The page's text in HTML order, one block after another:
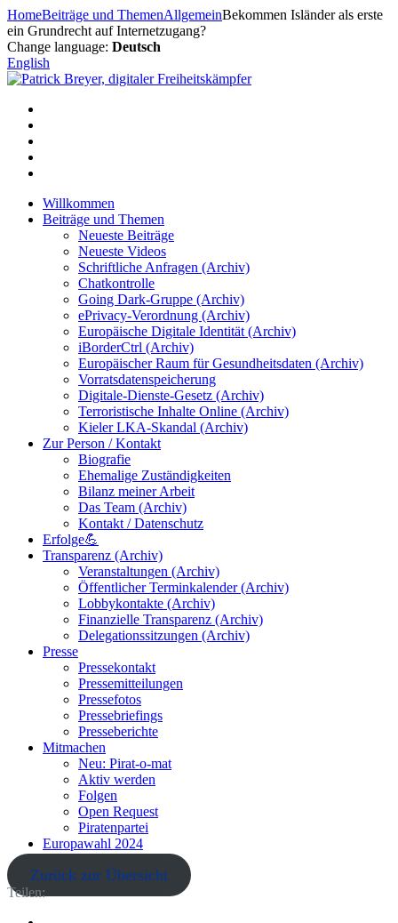
Zum
Inhalt
springen
HomeBeiträge und ThemenAllgemeinBekommen Isländer als erste
ein Grundrecht auf Internetzugang?
Change language: Deutsch
English
Willkommen
Beiträge und Themen
Neueste Beiträge
Neueste Videos
Schriftliche Anfragen (Archiv)
Chatkontrolle
Going Dark-Gruppe (Archiv)
ePrivacy-Verordnung (Archiv)
Europäische Digitale Identität (Archiv)
iBorderCtrl (Archiv)
Europäischer Raum für Gesundheitsdaten (Archiv)
Vorratsdatenspeicherung
Digitale-Dienste-Gesetz (Archiv)
Terroristische Inhalte Online (Archiv)
Kieler LKA-Skandal (Archiv)
Zur Person / Kontakt
Biografie
Ehemalige Zuständigkeiten
Bilanz meiner Arbeit
Das Team (Archiv)
Kontakt / Datenschutz
Erfolge💪
Transparenz (Archiv)
Veranstaltungen (Archiv)
Öffentlicher Terminkalender (Archiv)
Lobbykontakte (Archiv)
Finanzielle Transparenz (Archiv)
Delegationssitzungen (Archiv)
Presse
Pressekontakt
Pressemitteilungen
Pressefotos
Pressebriefings
Presseberichte
Mitmachen
Neu: Pirat-o-mat
Aktiv werden
Folgen
Open Request
Piratenpartei
Europawahl 2024
Zurück zur Übersicht
Teilen: